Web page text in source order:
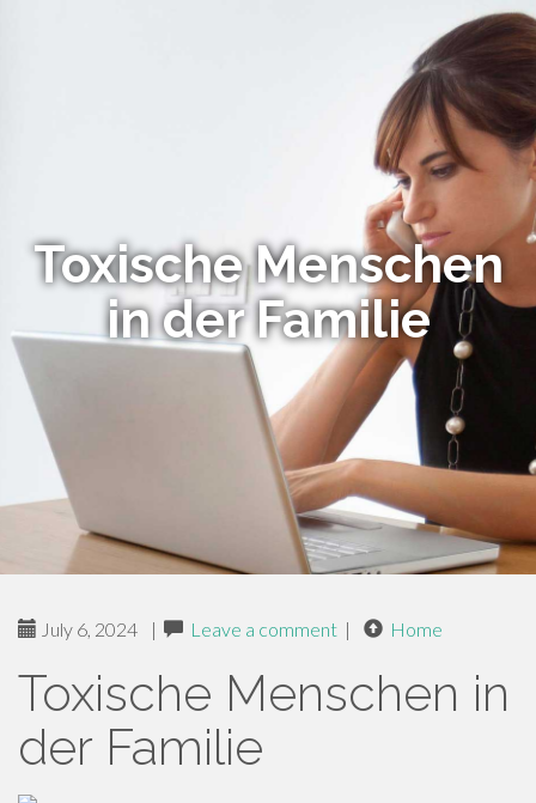
Toxische Menschen
in der Familie
July 6, 2024 | Leave a comment | Home
Toxische Menschen in
der Familie